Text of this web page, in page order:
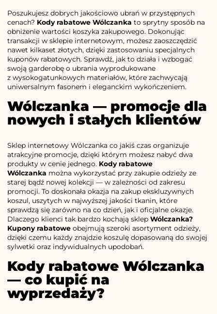
Poszukujesz dobrych jakościowo ubrań w przystępnych
cenach? Kody rabatowe Wólczanka to sprytny sposób na
obniżenie wartości koszyka zakupowego. Dokonując
transakcji w sklepie internetowym, możesz zaoszczędzić
nawet kilkaset złotych, dzięki zastosowaniu specjalnych
kuponów rabatowych. Sprawdź, jak to działa i wzbogać
swoją garderobę o ubrania wyprodukowane
z wysokogatunkowych materiałów, które zachwycają
uniwersalnym fasonem i eleganckim wykończeniem.
Wólczanka — promocje dla
nowych i stałych klientów
Sklep internetowy Wólczanka co jakiś czas organizuje
atrakcyjne promocje, dzięki którym możesz nabyć dwa
produkty w cenie jednego. Kody rabatowe
Wólczanka można wykorzystać przy zakupie odzieży ze
starej bądź nowej kolekcji — w zależności od zakresu
promocji. To doskonała okazja na zakup ekskluzywnych
koszul, uszytych w najwyższej jakości tkanin, które
sprawdzą się zarówno na co dzień, jak i oficjalne okazje.
Dlaczego klienci tak bardzo kochają sklep Wólczanka?
Kupony rabatowe obejmują szeroki asortyment odzieży,
dzięki czemu każdy znajdzie koszulę dopasowaną do swojej
sylwetki oraz indywidualnych upodobań.
Kody rabatowe Wólczanka
— co kupić na
wyprzedaży?